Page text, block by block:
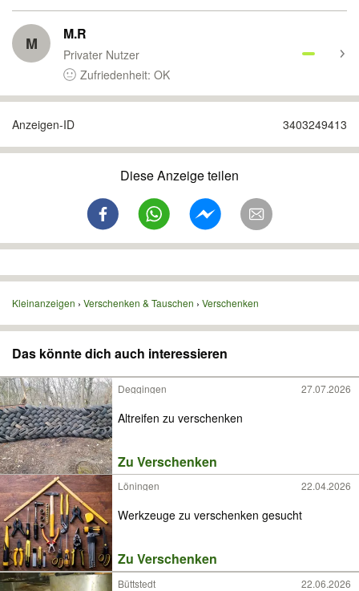
M M.R
Privater Nutzer
Zufriedenheit: OK
Anzeigen-ID 3403249413
Diese Anzeige teilen
Kleinanzeigen Verschenken & Tauschen Verschenken
Das könnte dich auch interessieren
Deggingen 27.07.2026
Altreifen zu verschenken
Zu Verschenken
Löningen 22.04.2026
Werkzeuge zu verschenken gesucht
Zu Verschenken
Büttstedt 22.06.2026